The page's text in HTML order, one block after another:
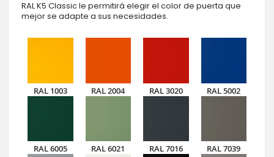
RAL K5 Classic le permitirá elegir el color de puerta que
mejor se adapte a sus necesidades.
RAL 1003 RAL 2004 RAL 3020 RAL 5002
RAL 6005 RAL 6021 RAL 7016 RAL 7039